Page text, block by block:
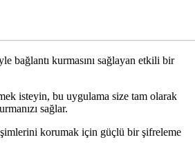
bağlantı kurmasını sağlayan etkili bir
isteyin, bu uygulama size tam olarak
sağlar.
korumak için güçlü bir şifreleme